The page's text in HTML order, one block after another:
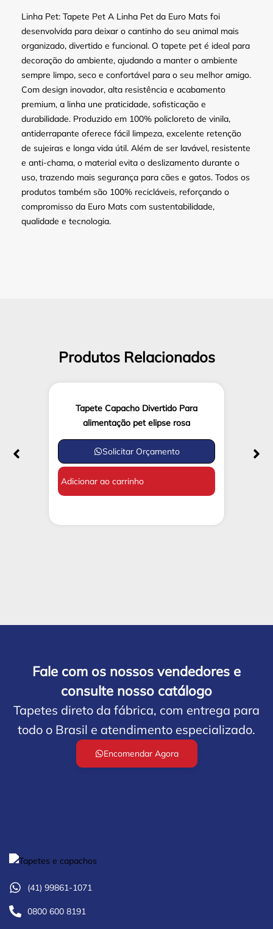
Linha Pet: Tapete Pet A Linha Pet da Euro Mats foi
desenvolvida para deixar o cantinho do seu animal mais
organizado, divertido e funcional. O tapete pet é ideal para
decoração do ambiente, ajudando a manter o ambiente
sempre limpo, seco e confortável para o seu melhor amigo.
Com design inovador, alta resistência e acabamento
premium, a linha une praticidade, sofisticação e
durabilidade. Produzido em 100% policloreto de vinila,
antiderrapante oferece fácil limpeza, excelente retenção
de sujeiras e longa vida útil. Além de ser lavável, resistente
e anti-chama, o material evita o deslizamento durante o
uso, trazendo mais segurança para cães e gatos. Todos os
produtos também são 100% recicláveis, reforçando o
compromisso da Euro Mats com sustentabilidade,
qualidade e tecnologia.
Produtos Relacionados
Tapete Capacho Divertido Para
alimentação pet elipse rosa
Solicitar Orçamento
Adicionar ao carrinho
Fale com os nossos vendedores e
consulte nosso catálogo
Tapetes direto da fábrica, com entrega para
todo o Brasil e atendimento especializado.
Encomendar Agora
(41) 99861-1071
0800 600 8191